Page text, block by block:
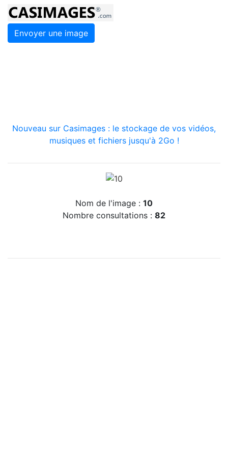
Envoyer une image
Nouveau sur Casimages : le stockage de vos vidéos,
musiques et fichiers jusqu'à 2Go !
Nom de l'image : 10
Nombre consultations : 82